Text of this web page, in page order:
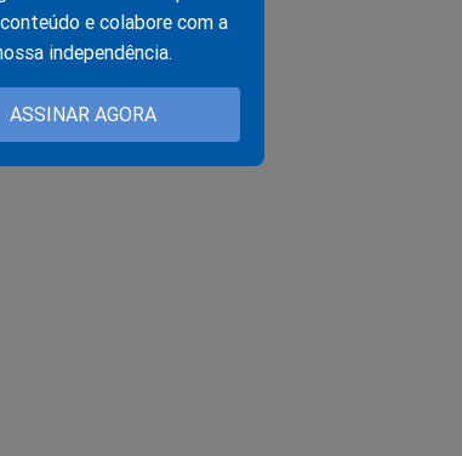
e colabore com a
independência.
ASSINAR AGORA